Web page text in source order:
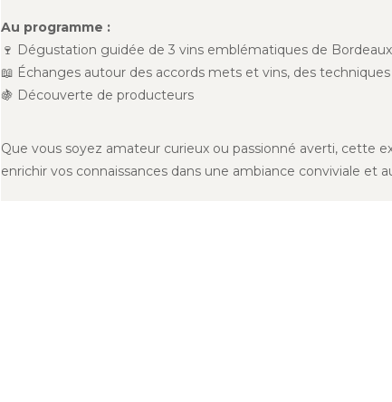
Au programme :
🍷 Dégustation guidée de 3 vins emblématiques de Bordeaux
📖 Échanges autour des accords mets et vins, des
🍇 Découverte de producteurs
Que vous soyez amateur curieux ou passionné averti, cette
enrichir vos connaissances dans une ambiance conviviale et